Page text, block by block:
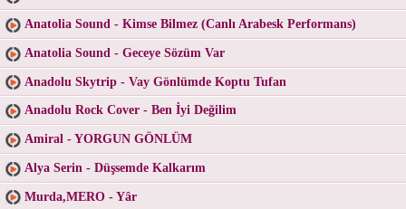
Anatolia Sound - Kimse Bilmez (Canlı Arabesk Performans)
Anatolia Sound - Geceye Sözüm Var
Anadolu Skytrip - Vay Gönlümde Koptu Tufan
Anadolu Rock Cover - Ben İyi Değilim
Amiral - YORGUN GÖNLÜM
Alya Serin - Düşsemde Kalkarım
Murda,MERO - Yâr